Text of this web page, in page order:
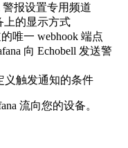
警报设置专用频道
上的显示方式
唯一 webhook 端点
向 Echobell 发送警
义触发通知的条件
流向您的设备。